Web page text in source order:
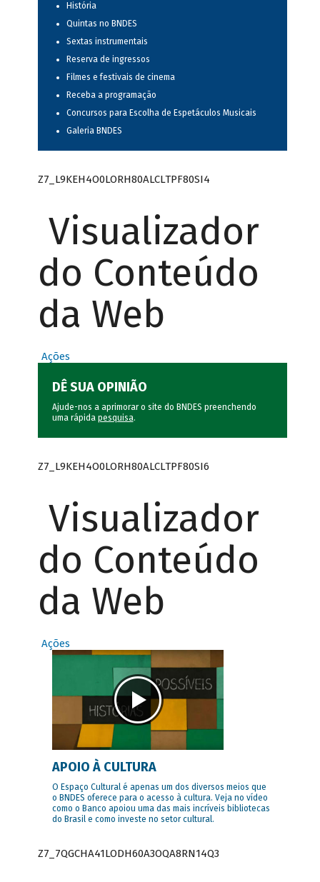
História
Quintas no BNDES
Sextas instrumentais
Reserva de ingressos
Filmes e festivais de cinema
Receba a programação
Concursos para Escolha de Espetáculos Musicais
Galeria BNDES
Z7_L9KEH4O0LORH80ALCLTPF80SI4
Visualizador
do Conteúdo
da Web
Ações
DÊ SUA OPINIÃO
Ajude-nos a aprimorar o site do BNDES preenchendo
uma rápida pesquisa.
Z7_L9KEH4O0LORH80ALCLTPF80SI6
Visualizador
do Conteúdo
da Web
Ações
APOIO À CULTURA
O Espaço Cultural é apenas um dos diversos meios que
o BNDES oferece para o acesso à cultura. Veja no vídeo
como o Banco apoiou uma das mais incríveis bibliotecas
do Brasil e como investe no setor cultural.
Z7_7QGCHA41LODH60A3OQA8RN14Q3